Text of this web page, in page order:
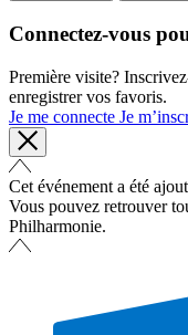
Connectez-vous
Première visite?
enregistrer vos favoris.
Je me connecte Je
Cet événement a été
Vous pouvez retrouver
Philharmonie.